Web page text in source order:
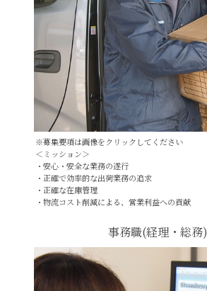
※募集要項は画像をクリックしてください
＜ミッション＞
・安心・安全な業務の遂行
・正確で効率的な出荷業務の追求
・正確な在庫管理
・物流コスト削減による、営業利益への貢献
事務職(経理・総務)